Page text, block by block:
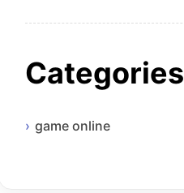
Categories
game online